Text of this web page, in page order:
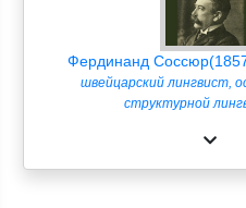
Фердинанд
швейцарский лингвист,
структурной